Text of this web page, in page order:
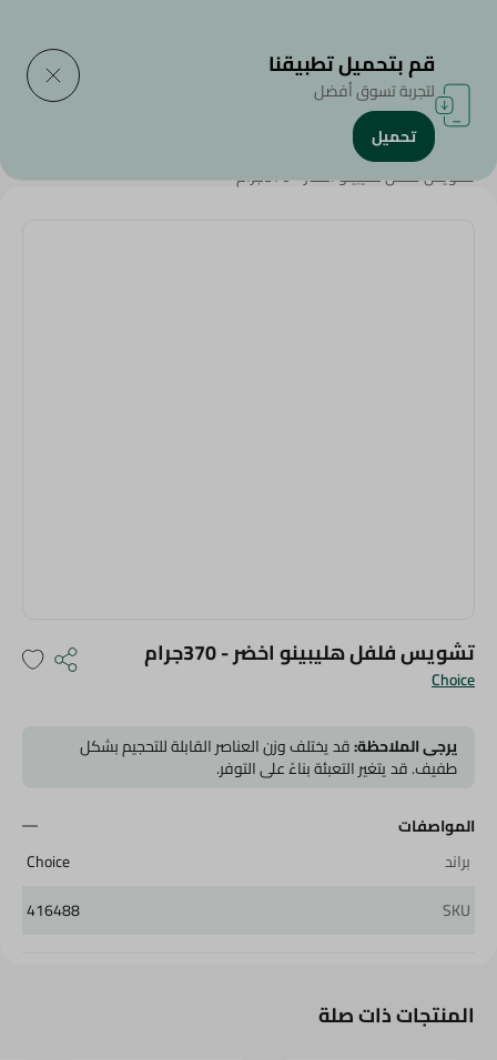
الرئيسية/منتجات البقالة
تشويس فلفل هليبينو اخضر - 370جرام
Choice
تشويس فلفل هليبينو اخضر - 370جرام
يرجى الملاحظة:قد يختلف وزن العناصر القابلة للتحجيم بشكل
طفيف. قد يتغير التعبئة بناءً على التوفر.
المواصفات
براند
Choice
SKU
416488
المنتجات ذات صلة
قم بتحميل تطبيقنا
لتجربة تسوق أفضل
تحميل